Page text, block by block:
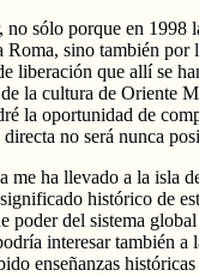
sólo porque en 1998
sino también por
liberación que allí se
la cultura de Oriente
la oportunidad de
no será nunca
me ha llevado a la isla
histórico de
poder del sistema
interesar también a
enseñanzas